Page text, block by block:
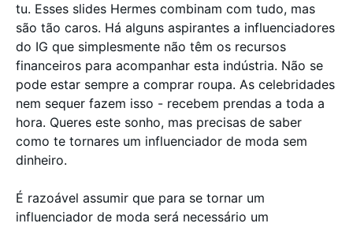
tu. Esses slides Hermes combinam com tudo, mas
são tão caros. Há alguns aspirantes a influenciadores
do IG que simplesmente não têm os recursos
financeiros para acompanhar esta indústria. Não se
pode estar sempre a comprar roupa. As celebridades
nem sequer fazem isso - recebem prendas a toda a
hora. Queres este sonho, mas precisas de saber
como te tornares um influenciador de moda sem
dinheiro.
É razoável assumir que para se tornar um
influenciador de moda será necessário um